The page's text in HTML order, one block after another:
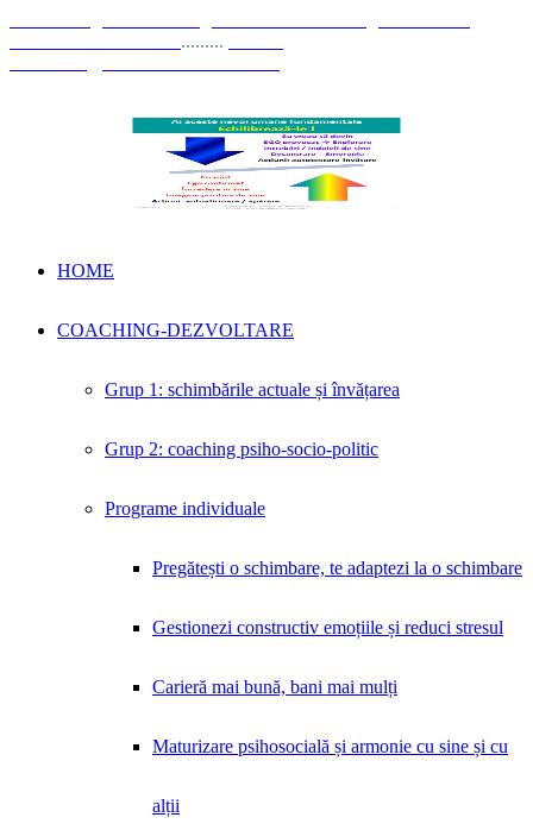
.........
HOME
COACHING-DEZVOLTARE
Grup 1: schimbările actuale și învățarea
Grup 2: coaching psiho-socio-politic
Programe individuale
Pregătești o schimbare, te adaptezi la o schimbare
Gestionezi constructiv emoțiile și reduci stresul
Carieră mai bună, bani mai mulți
Maturizare psihosocială și armonie cu sine și cu
alții